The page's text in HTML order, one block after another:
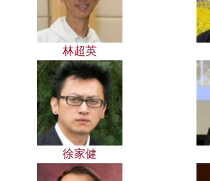
林超英
徐家健